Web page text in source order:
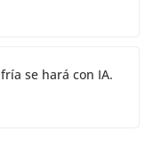
se hará con IA.